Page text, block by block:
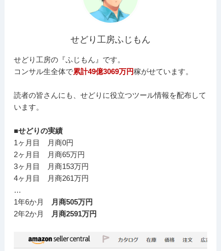
せどり工房ふじもん
せどり工房の『ふじもん』です。
コンサル生全体で累計49億3069万円稼がせています。
読者の皆さんにも、せどりに役立つツール情報を配布して
います。
■せどりの実績
1ヶ月目 月商0円
2ヶ月目 月商65万円
3ヶ月目 月商153万円
4ヶ月目 月商261万円
…
1年6か月
月商505万円
2年2か月
月商2591万円